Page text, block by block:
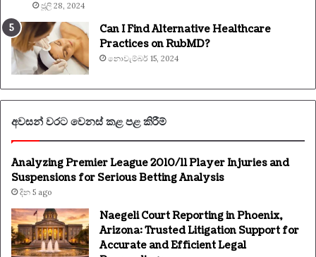
ජූලි 28, 2024
Can I Find Alternative Healthcare
Practices on RubMD?
නොවැම්බර් 15, 2024
අවසන් වරට වෙනස් කළ පළ කිරීම්
Analyzing Premier League 2010/11 Player Injuries and
Suspensions for Serious Betting Analysis
දින 5 ago
Naegeli Court Reporting in Phoenix,
Arizona: Trusted Litigation Support for
Accurate and Efficient Legal